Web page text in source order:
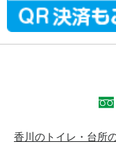
香川のトイレ・台所